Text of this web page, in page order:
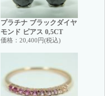
プラチナ ブラックダイヤ
モンド ピアス 0,5CT
価格： 20,400円(税込)